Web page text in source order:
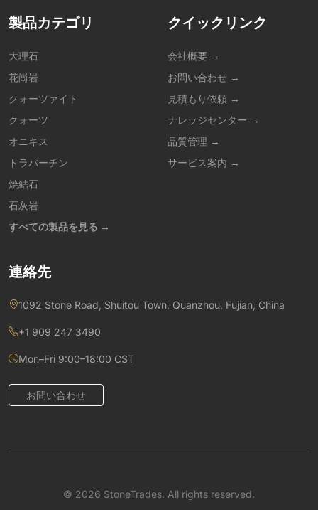
製品カテゴリ
大理石
花崗岩
クォーツァイト
クォーツ
オニキス
トラバーチン
焼結石
石灰岩
すべての製品を見る →
クイックリンク
会社概要 →
お問い合わせ →
見積もり依頼 →
ナレッジセンター →
品質管理 →
サービス案内 →
連絡先
1092 Stone Road, Shuitou Town, Quanzhou, Fujian, China
+1 909 247 3490
Mon–Fri 9:00–18:00 CST
お問い合わせ
© 2026 StoneTrades. All rights reserved.